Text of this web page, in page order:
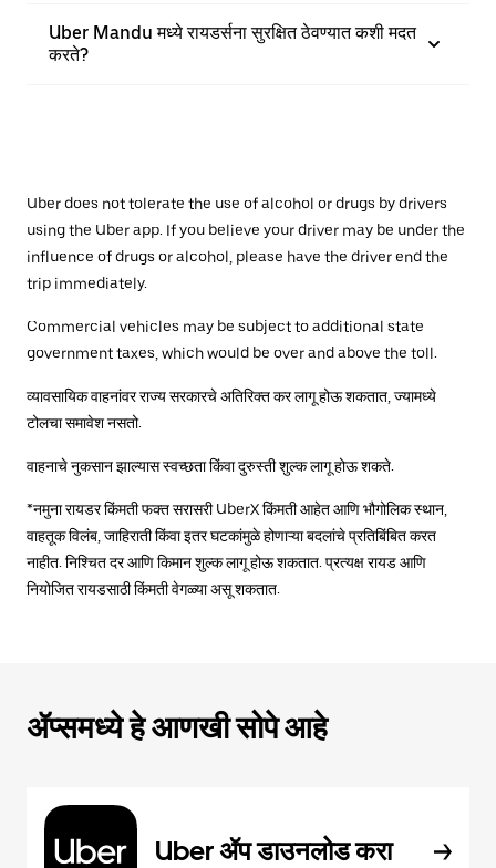
Uber Mandu मध्ये रायडर्सना सुरक्षित ठेवण्यात कशी मदत
करते?
Uber does not tolerate the use of alcohol or drugs by drivers
using the Uber app. If you believe your driver may be under the
influence of drugs or alcohol, please have the driver end the
trip immediately.
Commercial vehicles may be subject to additional state
government taxes, which would be over and above the toll.
व्यावसायिक वाहनांवर राज्य सरकारचे अतिरिक्त कर लागू होऊ शकतात, ज्यामध्ये
टोलचा समावेश नसतो.
वाहनाचे नुकसान झाल्यास स्वच्छता किंवा दुरुस्ती शुल्क लागू होऊ शकते.
*नमुना रायडर किंमती फक्त सरासरी UberX किंमती आहेत आणि भौगोलिक स्थान,
वाहतूक विलंब, जाहिराती किंवा इतर घटकांमुळे होणाऱ्या बदलांचे प्रतिबिंबित करत
नाहीत. निश्चित दर आणि किमान शुल्क लागू होऊ शकतात. प्रत्यक्ष रायड आणि
नियोजित रायडसाठी किंमती वेगळ्या असू शकतात.
ॲप्समध्ये हे आणखी सोपे आहे
Uber ॲप डाउनलोड करा